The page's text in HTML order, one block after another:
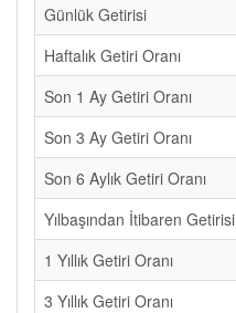
Günlük Getirisi
Haftalık Getiri Oranı
Son 1 Ay Getiri Oranı
Son 3 Ay Getiri Oranı
Son 6 Aylık Getiri Oranı
Yılbaşından İtibaren Getirisi
1 Yıllık Getiri Oranı
3 Yıllık Getiri Oranı